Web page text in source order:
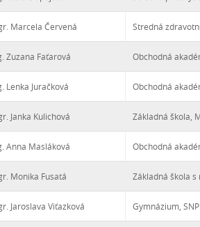
Marcela Červená Stredná
Zuzana Faťarová Obchodná
Lenka Juračková Obchodná
Janka Kulichová Základná škola,
Anna Masláková Obchodná
Monika Fusatá Základná škola
Jaroslava Viťazková Gymnázium,